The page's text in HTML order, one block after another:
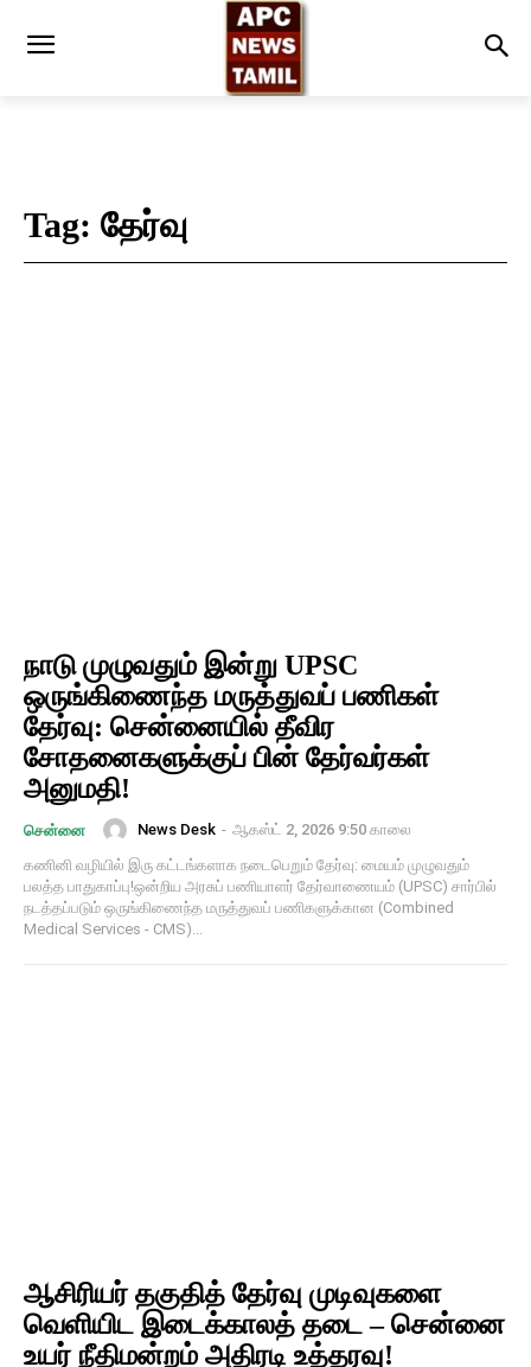
Tag: தேர்வு
நாடு முழுவதும் இன்று UPSC
ஒருங்கிணைந்த மருத்துவப் பணிகள்
தேர்வு: சென்னையில் தீவிர
சோதனைகளுக்குப் பின் தேர்வர்கள்
அனுமதி!
சென்னை News Desk - ஆகஸ்ட் 2, 2026 9:50 காலை
கணினி வழியில் இரு கட்டங்களாக நடைபெறும் தேர்வு: மையம் முழுவதும்
பலத்த பாதுகாப்பு!ஒன்றிய அரசுப் பணியாளர் தேர்வாணையம் (UPSC) சார்பில்
நடத்தப்படும் ஒருங்கிணைந்த மருத்துவப் பணிகளுக்கான (Combined
Medical Services - CMS)...
ஆசிரியர் தகுதித் தேர்வு முடிவுகளை
வெளியிட இடைக்காலத் தடை – சென்னை
உயர் நீதிமன்றம் அதிரடி உத்தரவு!